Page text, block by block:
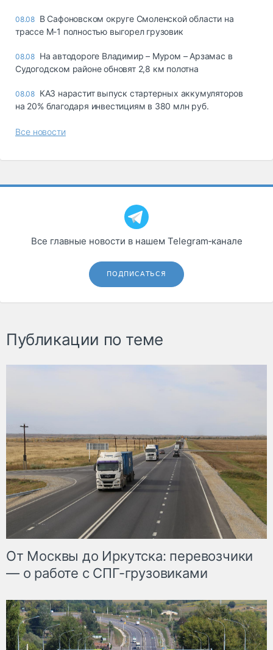
08.08 В Сафоновском округе Смоленской области на
трассе М-1 полностью выгорел грузовик
08.08 На автодороге Владимир – Муром – Арзамас в
Судогодском районе обновят 2,8 км полотна
08.08 КАЗ нарастит выпуск стартерных аккумуляторов
на 20% благодаря инвестициям в 380 млн руб.
Все новости
Все главные новости в нашем Telegram‑канале
ПОДПИСАТЬСЯ
Публикации по теме
От Москвы до Иркутска: перевозчики
— о работе с СПГ-грузовиками